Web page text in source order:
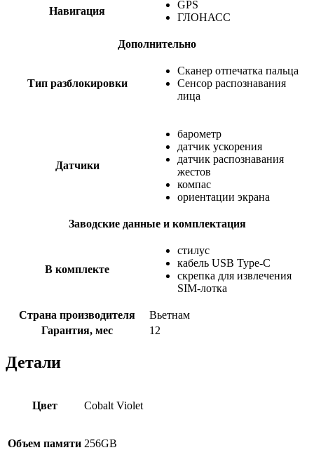
Навигация
GPS
ГЛОНАСС
Дополнительно
Тип разблокировки
Сканер отпечатка пальца
Сенсор распознавания
лица
Датчики
барометр
датчик ускорения
датчик распознавания
жестов
компас
ориентации экрана
Заводские данные и комплектация
В комплекте
стилус
кабель USB Type-C
скрепка для извлечения
SIM-лотка
Страна производителя
Вьетнам
Гарантия, мес
12
Детали
Цвет Cobalt Violet
Объем памяти 256GB